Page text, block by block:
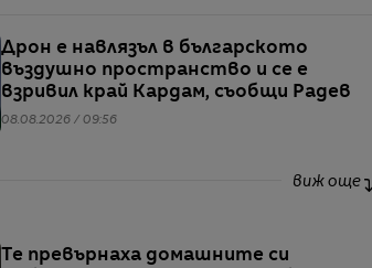
Дрон е навлязъл в българското
въздушно пространство и се е
взривил край Кардам, съобщи Радев
08.08.2026 / 09:56
виж още
Те превърнаха домашните си